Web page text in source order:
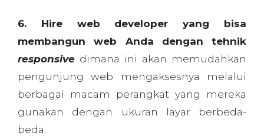
6. Hire web developer yang bisa
membangun web Anda dengan tehnik
responsive dimana ini akan memudahkan
pengunjung web mengaksesnya melalui
berbagai macam perangkat yang mereka
gunakan dengan ukuran layar berbeda-
beda.